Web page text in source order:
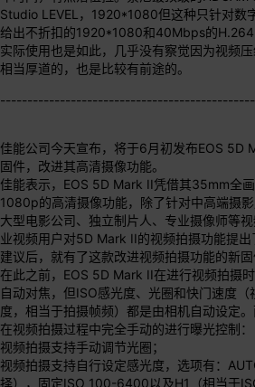
Studio LEVEL，1920*1080但这种只针对数
给出不折扣的1920*1080和40Mbps的H.264
实际使用也是如此，几乎没有察觉因为视频
相当厚道的，也是比较有前途的。
佳能公司今天宣布，将于6月初发布EOS 5D
固件，改进其高清摄像功能。
佳能表示，EOS 5D Mark II凭借其35mm全
1080p的高清摄像功能，除了针对中高端摄
大型电影公司、独立制片人、专业摄像师等
业视频用户对5D Mark II的视频拍摄功能提
建议后，就有了这款改进视频拍摄功能的新固
在此之前，EOS 5D Mark II在进行视频拍摄
自动对焦，但ISO感光度、光圈和快门速度
度，相当于拍摄帧频）都是由相机自动设定
在视频拍摄过程中完全手动的进行曝光控制：
视频拍摄支持手动调节光圈；
视频拍摄支持自行设定感光度，选项有：
择），固定ISO 100-6400以及H1（相当于